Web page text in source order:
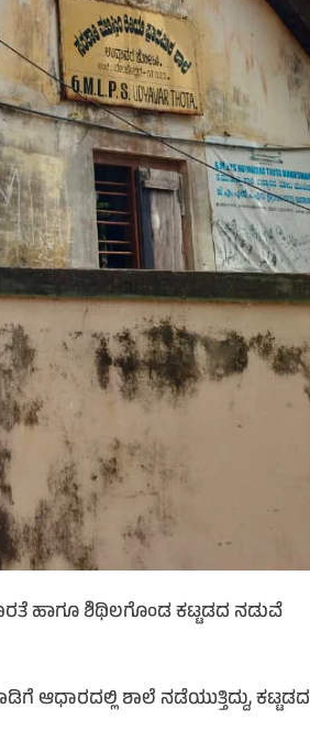
ಹಾಗೂ ಶಿಥಿಲಗೊಂಡ ಕಟ್ಟಡದ ನಡುವೆ
ಆಧಾರದಲ್ಲಿ ಶಾಲೆ ನಡೆಯುತ್ತಿದ್ದು, ಕಟ್ಟಡದ